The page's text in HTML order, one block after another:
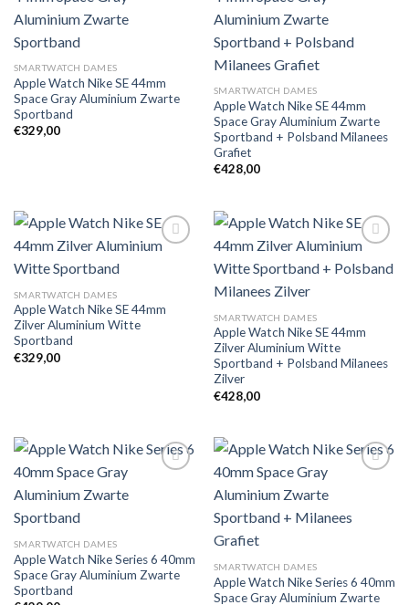
SMARTWATCH DAMES
Apple Watch Nike SE 44mm
Space Gray Aluminium Zwarte
Sportband
€329,00
Toevoegen
SMARTWATCH DAMES
Apple Watch Nike SE 44mm
Space Gray Aluminium Zwarte
Sportband + Polsband Milanees
Grafiet
€428,00
verlanglijst
SMARTWATCH DAMES
Apple Watch Nike SE 44mm
Zilver Aluminium Witte
Sportband
€329,00
SMARTWATCH DAMES
Apple Watch Nike SE 44mm
Zilver Aluminium Witte
Sportband + Polsband Milanees
Zilver
€428,00
SMARTWATCH DAMES
Apple Watch Nike Series 6 40mm
Space Gray Aluminium Zwarte
Sportband
Toevoegen
SMARTWATCH DAMES
Apple Watch Nike Series 6 40mm
Space Gray Aluminium Zwarte